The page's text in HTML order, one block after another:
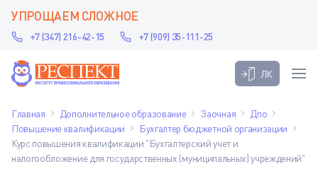
УПРОЩАЕМ СЛОЖНОЕ
+7 (347) 216-42-15 +7 (909) 35-111-25
ЛК
Главная Дополнительное образование Заочная
Дпо
Повышение квалификации
Бухгалтер бюджетной организации
Курс повышения квалификации "Бухгалтерский учет и
налогообложение для государственных (муниципальных) учреждений"